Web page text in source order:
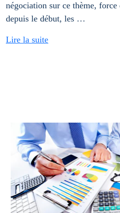
négociation sur ce thème, force
depuis le début, les …
Lire la suite